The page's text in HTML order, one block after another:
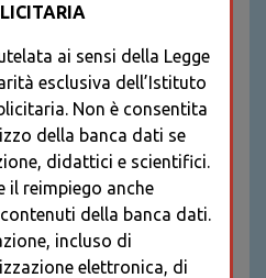
password
I CAMPI CONTRASSEGNATI SONO
ai sensi della Legge
esclusiva dell’Istituto
Non è consentita
della banca dati se
didattici e scientifici.
il reimpiego anche
della banca dati.
incluso di
elettronica, di